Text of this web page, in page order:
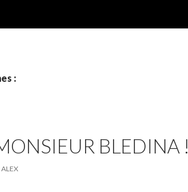
:
BLEDINA !
ALEX